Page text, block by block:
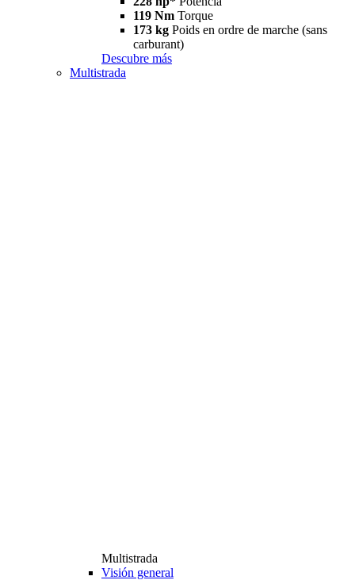
119 Nm Torque
173 kg Poids en ordre de marche (sans
carburant)
Descubre más
Multistrada
Multistrada
Visión general